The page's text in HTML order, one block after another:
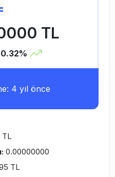
TL
4 yıl önce
TL
0.00000000
TL